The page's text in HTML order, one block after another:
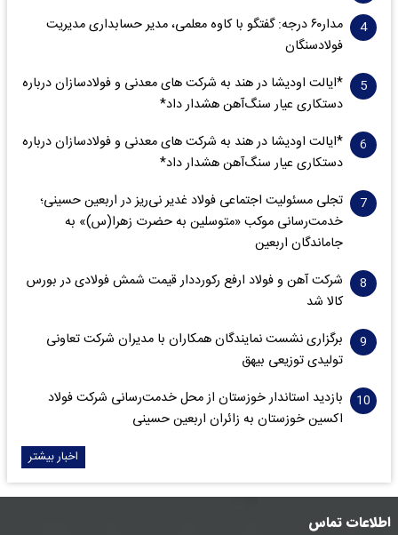
مدار‌۶٠ درجه: گفتگو با کاوه معلمی، مدیر حسابداری مدیریت
فولادسنگان
*ایالت اودیشا در هند به شرکت های معدنی و فولادسازان درباره
دستکاری عیار سنگ‌آهن هشدار داد*
*ایالت اودیشا در هند به شرکت های معدنی و فولادسازان درباره
دستکاری عیار سنگ‌آهن هشدار داد*
تجلی مسئولیت اجتماعی فولاد غدیر نی‌ریز در اربعین حسینی؛
خدمت‌رسانی موکب «متوسلین به حضرت زهرا(س)» به
جاماندگان اربعین
شرکت آهن و فولاد ارفع رکورددار قیمت شمش فولادی در بورس
کالا شد
برگزاری نشست نمایندگان همکاران با مدیران شرکت تعاونی
تولیدی توزیعی بیهق
بازدید استاندار خوزستان از محل خدمت‌رسانی شرکت فولاد
اکسین خوزستان به زائران اربعین حسینی
اخبار بیشتر
اطلاعات تماس